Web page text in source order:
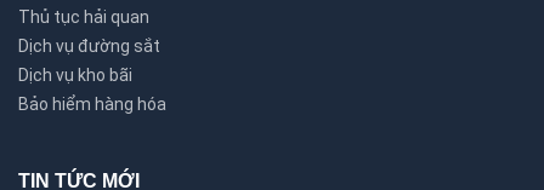
Thủ tục hải quan
Dịch vụ đường sắt
Dịch vụ kho bãi
Bảo hiểm hàng hóa
TIN TỨC MỚI